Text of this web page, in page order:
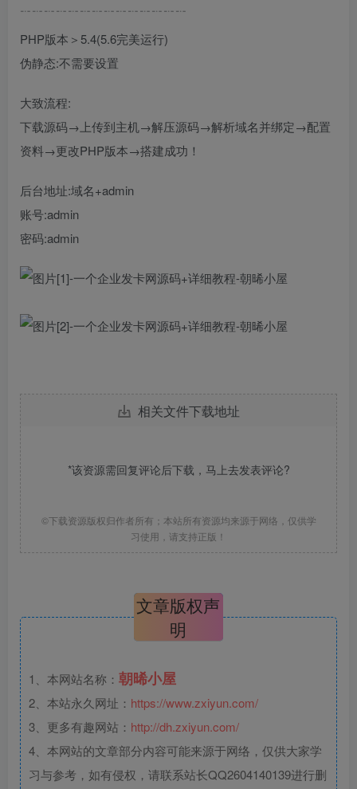
﹊﹊﹊﹊﹊﹊﹊﹊﹊﹊﹊﹊﹊﹊
PHP版本＞5.4(5.6完美运行)
伪静态:不需要设置
大致流程:
下载源码→上传到主机→解压源码→解析域名并绑定→配置
资料→更改PHP版本→搭建成功！
后台地址:域名+admin
账号:admin
密码:admin
相关文件下载地址
*该资源需回复评论后下载，马上去发表评论?
©下载资源版权归作者所有；本站所有资源均来源于网络，仅供学
习使用，请支持正版！
文章版权声
明
1、本网站名称： 朝晞小屋
2、本站永久网址： https://www.zxiyun.com/
3、更多有趣网站： http://dh.zxiyun.com/
4、本网站的文章部分内容可能来源于网络，仅供大家学
习与参考，如有侵权，请联系站长QQ2604140139进行删